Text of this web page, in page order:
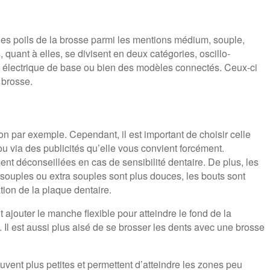
poils de la brosse parmi les mentions médium, souple,
à elles, se divisent en deux catégories, oscillo-
de base ou bien des modèles connectés. Ceux-ci
par exemple. Cependant, il est important de choisir celle
via des publicités qu’elle vous convient forcément.
déconseillées en cas de sensibilité dentaire. De plus, les
ou extra souples sont plus douces, les bouts sont
de la plaque dentaire.
ajouter le manche flexible pour atteindre le fond de la
est aussi plus aisé de se brosser les dents avec une brosse
plus petites et permettent d’atteindre les zones peu